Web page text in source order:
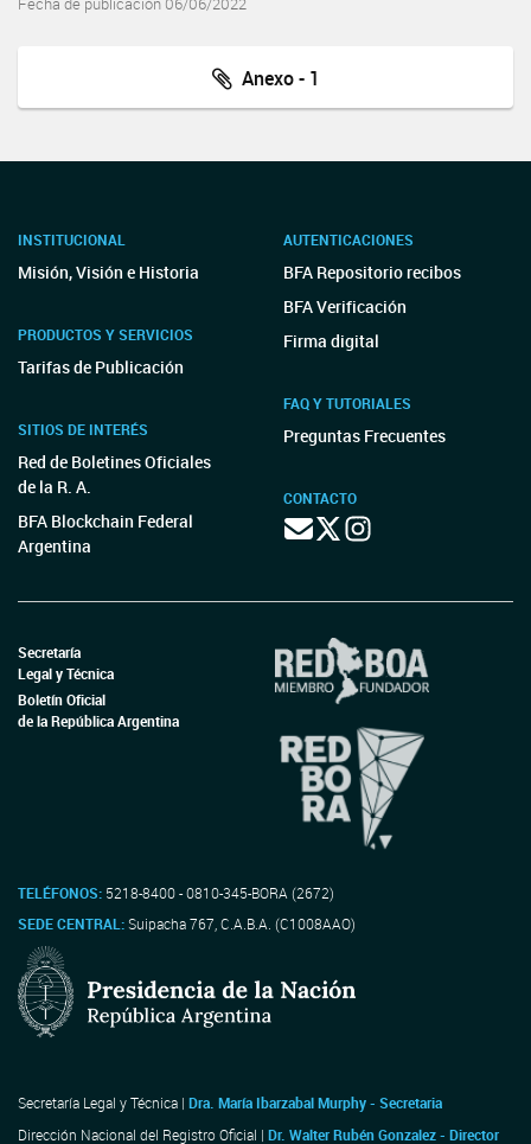
Anexo - 1
INSTITUCIONAL
Misión, Visión e Historia
PRODUCTOS Y SERVICIOS
Tarifas de Publicación
SITIOS DE INTERÉS
Red de Boletines Oficiales
de la R. A.
BFA Blockchain Federal
Argentina
AUTENTICACIONES
BFA Repositorio recibos
BFA Verificación
Firma digital
FAQ Y TUTORIALES
Preguntas Frecuentes
CONTACTO
Secretaría
Legal y Técnica
Boletín Oficial
de la República Argentina
TELÉFONOS: 5218-8400 - 0810-345-BORA (2672)
SEDE CENTRAL:Suipacha 767, C.A.B.A. (C1008AAO)
Secretaría Legal y Técnica | Dra. María Ibarzabal Murphy - Secretaria
Dirección Nacional del Registro Oficial | Dr. Walter Rubén Gonzalez - Director